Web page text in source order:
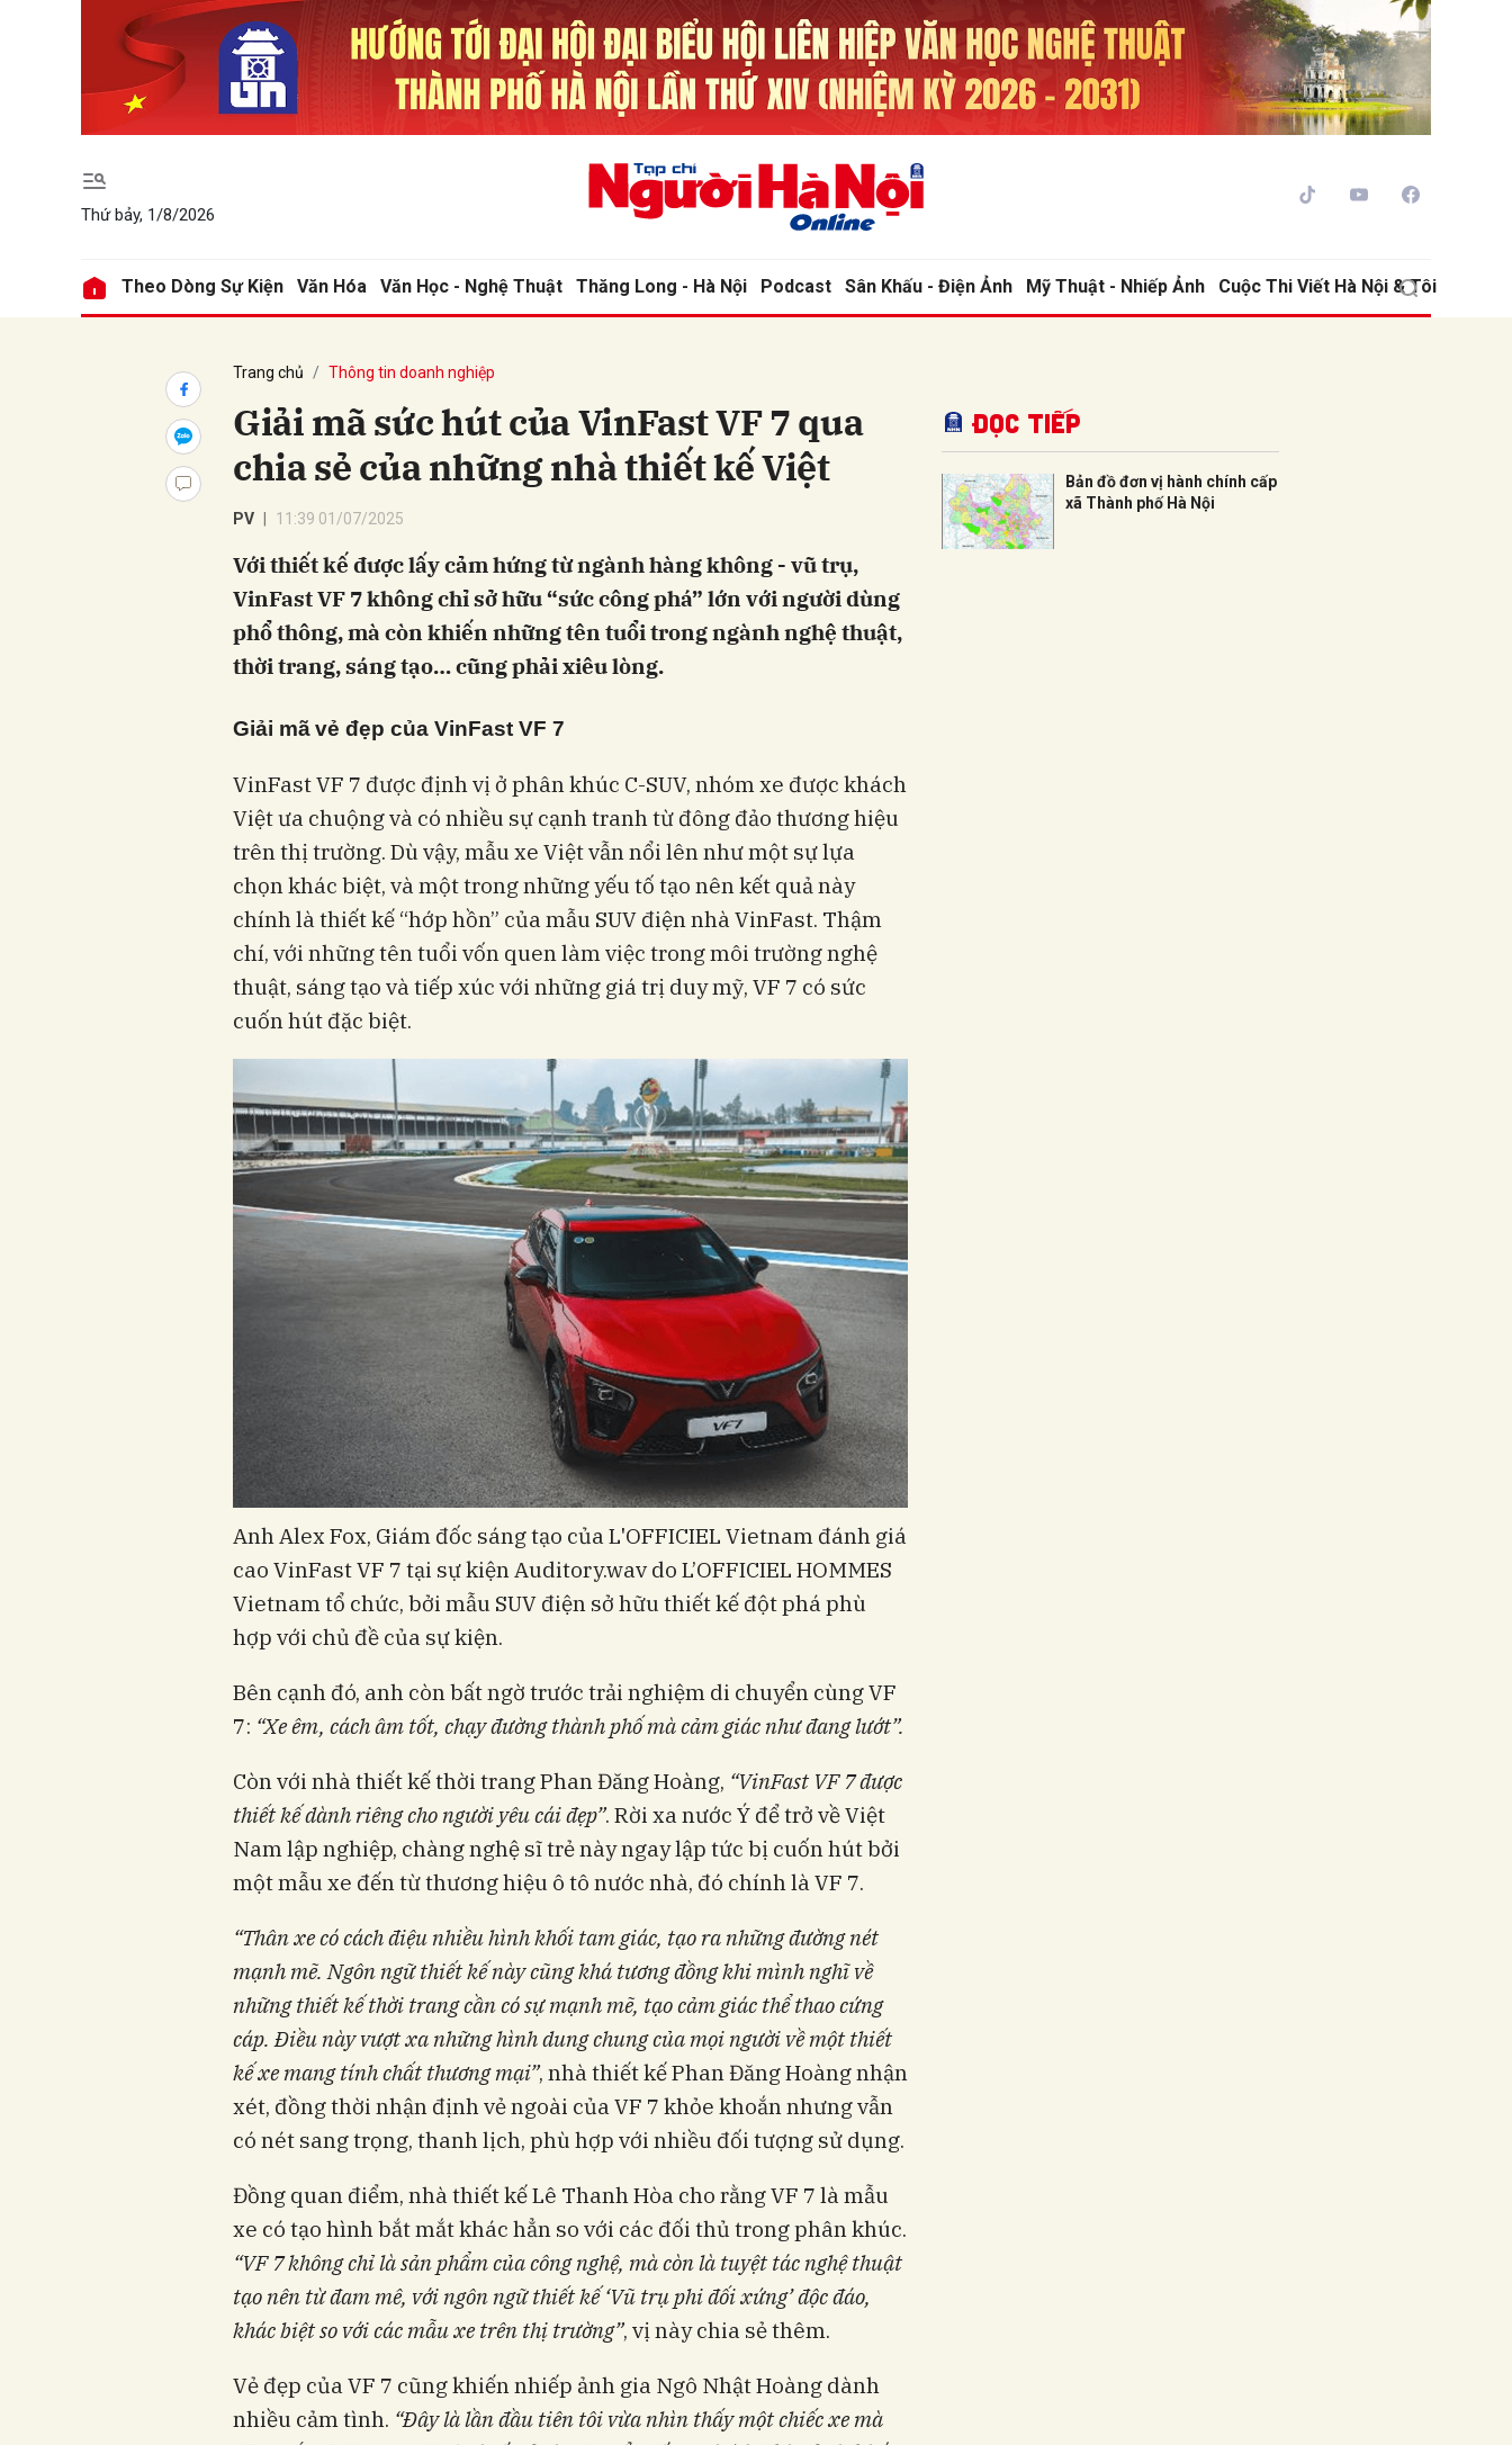
Thứ bảy, 1/8/2026
Theo Dòng Sự Kiện Văn Hóa Văn Học - Nghệ Thuật Thăng Long - Hà Nội Podcast Sân Khấu - Điện Ảnh Mỹ Thuật - Nhiếp Ảnh Cuộc Thi Viết Hà Nội & Tôi
Trang chủ Thông tin doanh nghiệp
Giải mã sức hút của VinFast VF 7 qua
chia sẻ của những nhà thiết kế Việt
PV 11:39 01/07/2025
Với thiết kế được lấy cảm hứng từ ngành hàng không - vũ trụ,
VinFast VF 7 không chỉ sở hữu “sức công phá” lớn với người dùng
phổ thông, mà còn khiến những tên tuổi trong ngành nghệ thuật,
thời trang, sáng tạo… cũng phải xiêu lòng.
Giải mãvẻ đẹp của VinFast VF 7
VinFast VF 7 được định vị ở phân khúc C-SUV, nhóm xe được khách
Việt ưa chuộng và có nhiều sự cạnh tranh từ đông đảo thương hiệu
trên thị trường. Dù vậy, mẫu xe Việt vẫn nổi lên như một sự lựa
chọn khác biệt, và một trong những yếu tố tạo nên kết quả này
chính là thiết kế “hớp hồn” của mẫu SUV điện nhà VinFast. Thậm
chí, với những tên tuổi vốn quen làm việc trong môi trường nghệ
thuật, sáng tạo và tiếp xúc với những giá trị duy mỹ, VF 7 có sức
cuốn hút đặc biệt.
Anh Alex Fox, Giám đốc sáng tạo của L'OFFICIEL Vietnam đánh giá
cao VinFast VF 7 tại sự kiện Auditory.wav do L’OFFICIEL HOMMES
Vietnam tổ chức, bởi mẫu SUV điện sở hữu thiết kế đột phá phù
hợp với chủ đề của sự kiện.
Bên cạnh đó, anh còn bất ngờ trước trải nghiệm di chuyển cùng VF
7: “Xe êm, cách âm tốt, chạy đường thành phố mà cảm giác như đang lướt”.
Còn với nhà thiết kế thời trang Phan Đăng Hoàng, “VinFast VF 7 được
thiết kế dành riêng cho người yêu cái đẹp”. Rời xa nước Ý để trở về Việt
Nam lập nghiệp, chàng nghệ sĩ trẻ này ngay lập tức bị cuốn hút bởi
một mẫu xe đến từ thương hiệu ô tô nước nhà, đó chính là VF 7.
“Thân xe có cách điệu nhiều hình khối tam giác, tạo ra những đường nét
mạnh mẽ. Ngôn ngữ thiết kế này cũng khá tương đồng khi mình nghĩ về
những thiết kế thời trang cần có sự mạnh mẽ, tạo cảm giác thể thao cứng
cáp. Điều này vượt xa những hình dung chung của mọi người về một thiết
kế xe mang tính chất thương mại”, nhà thiết kế Phan Đăng Hoàng nhận
xét, đồng thời nhận định vẻ ngoài của VF 7 khỏe khoắn nhưng vẫn
có nét sang trọng, thanh lịch, phù hợp với nhiều đối tượng sử dụng.
Đồng quan điểm, nhà thiết kế Lê Thanh Hòa cho rằng VF 7 là mẫu
xe có tạo hình bắt mắt khác hẳn so với các đối thủ trong phân khúc.
“VF 7 không chỉ là sản phẩm của công nghệ, mà còn là tuyệt tác nghệ thuật
tạo nên từ đam mê, với ngôn ngữ thiết kế ‘Vũ trụ phi đối xứng’ độc đáo,
khác biệt so với các mẫu xe trên thị trường”, vị này chia sẻ thêm.
Vẻ đẹp của VF 7 cũng khiến nhiếp ảnh gia Ngô Nhật Hoàng dành
nhiều cảm tình. “Đây là lần đầu tiên tôi vừa nhìn thấy một chiếc xe mà
Đọc tiếp
Bản đồ đơn vị hành chính cấp
xã Thành phố Hà Nội
Gửi bình luận